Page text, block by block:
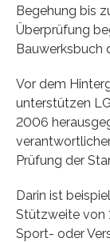
Begehung bis
Überprüfung
Bauwerksbuch
Vor dem
unterstützen
2006
Prüfung der
Darin ist
Stützweite von
Sport- oder